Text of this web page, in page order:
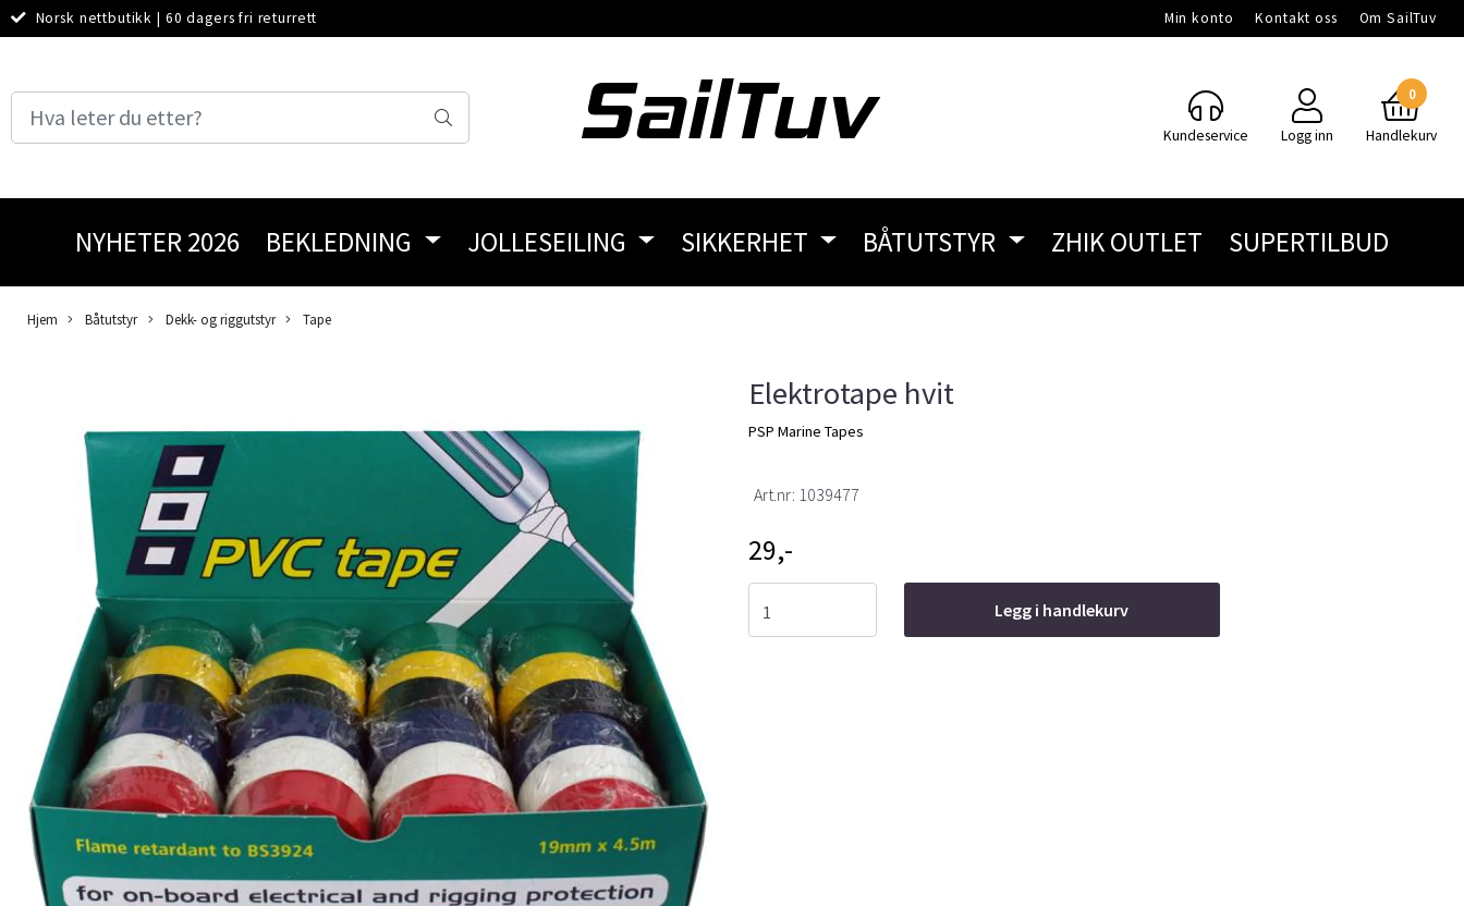
Norsk nettbutikk | 60 dagers fri returrett Min konto Kontakt oss Om SailTuv
Kundeservice Logg inn
0
Handlekurv
NYHETER 2026 BEKLEDNING JOLLESEILING SIKKERHET BÅTUTSTYR ZHIK OUTLET SUPERTILBUD
Hjem Båtutstyr Dekk- og riggutstyr Tape
Elektrotape hvit
PSP Marine Tapes
Art.nr: 1039477
29,-
Legg i handlekurv